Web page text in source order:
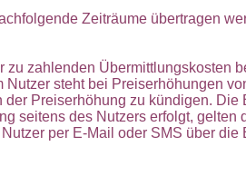
Zeiträume übertragen
zahlenden Übermittlungskosten
steht bei Preiserhöhungen
Preiserhöhung zu kündigen. Die
seitens des Nutzers erfolgt, gelten
per E-Mail oder SMS über die